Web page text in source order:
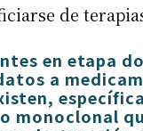
de
en etapa
a
monoclonal